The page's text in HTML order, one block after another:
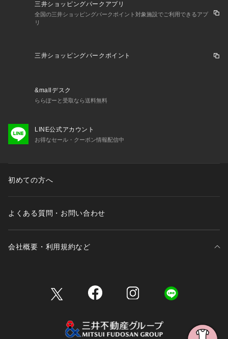
三井ショッピングパークアプリ
全国の三井ショッピングパークポイント対象施設でご利用できるアプ
リ
三井ショッピングパークポイント
&mallデスク
ららぽーと受取なら送料無料
LINE公式アカウント
お得なセール・クーポン情報配信中
初めての方へ
よくある質問・お問い合わせ
会社概要・利用規約など